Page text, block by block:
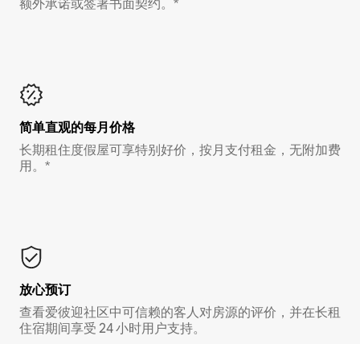
额外承诺或签署书面契约。*
简单直观的每月价格
长期租住度假屋可享特别好价，按月支付租金，无附加费
用。*
放心预订
查看爱彼迎社区中可信赖的客人对房源的评价，并在长租
住宿期间享受 24 小时用户支持。